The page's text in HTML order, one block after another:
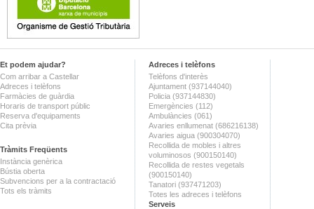
Et podem ajudar?
Com arribar a Castellar
Adreces i telèfons
Farmàcies de guàrdia
Horaris de transport públic
Reserva d'equipaments
Cita prèvia
Tràmits Freqüents
Instància genèrica
Bústia oberta
Subvencions per a la contractació
Tots els tràmits
Adreces i telèfons
Telèfons d'interès
Ajuntament (937144040)
Policia (937144830)
Emergències (112)
Ambulàncies (061)
Avaries enllumenat (686216138)
Avaries aigua (900304070)
Recollida de mobles i altres
voluminosos (900150140)
Recollida de restes vegetals
(900150140)
Tanatori (937471203)
Totes les adreces i telèfons
Serveis